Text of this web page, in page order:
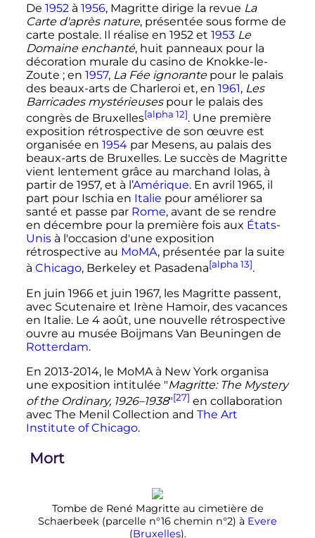
De 1952à 1956, Magritte dirige la revue La
Carte d'après nature, présentée sous forme de
carte postale. Il réalise en 1952 et 1953 Le
Domaine enchanté, huit panneaux pour la
décoration murale du casino de Knokke-le-
Zoute ; en 1957, La Fée ignorantepour le palais
des beaux-arts de Charleroi et, en 1961, Les
Barricades mystérieusespour le palais des
congrès de Bruxelles[alpha 12]. Une première
exposition rétrospective de son œuvre est
organisée en 1954par Mesens, au palais des
beaux-arts de Bruxelles. Le succès de Magritte
vient lentement grâce au marchand Iolas, à
partir de 1957, et à l’Amérique. En avril 1965, il
part pour Ischia en Italie pour améliorer sa
santé et passe par Rome, avant de se rendre
en décembre pour la première fois aux États-
Unisà l'occasion d'une exposition
rétrospective au MoMA, présentée par la suite
à Chicago, Berkeley et Pasadena[alpha 13].
En juin 1966et juin 1967, les Magritte passent,
avec Scutenaire et Irène Hamoir, des vacances
en Italie. Le 4 août, une nouvelle rétrospective
ouvre au musée Boijmans Van Beuningen de
Rotterdam.
En 2013-2014, le MoMA à New York organisa
une exposition intitulée "Magritte: The Mystery
of the Ordinary, 1926–1938"[27] en collaboration
avec The Menil Collection and The Art
Institute of Chicago.
Mort
Tombe de René Magritte au cimetière de
Schaerbeek (parcelle n°16 chemin n°2) à Evere
(Bruxelles).